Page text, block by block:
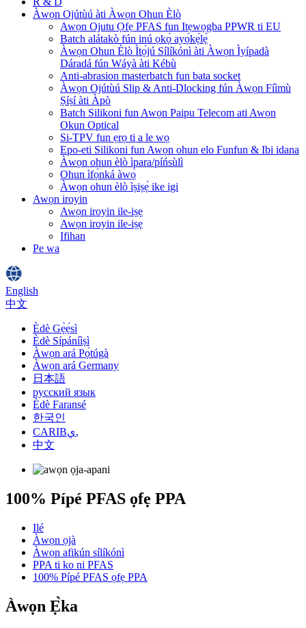
Àwọn Ojútùú àti Àwọn Ohun Èlò
Awọn Ojutu Ọfẹ PFAS fun Itẹwọgba PPWR ti EU
Batch alátakò fún inú ọkọ̀ ayọ́kẹ́lẹ́
Àwọn Ohun Èlò Ìtọ́jú Sílíkónì àti Àwọn Ìyípadà
Dáradá fún Wáyà àti Kébù
Anti-abrasion masterbatch fun bata socket
Àwọn Ojútùú Slip & Anti-Dlocking fún Àwọn Fíìmù
Ṣíṣí àti Àpò
Batch Silikoni fun Awọn Paipu Telecom ati Awọn
Okun Optical
Si-TPV fun ẹrọ ti a le wọ
Epo-eti Silikoni fun Awọn ohun elo Funfun & Ibi idana
Àwọn ohun èlò ìpara/píńsùlì
Ohun ìfọ́nká àwọ̀
Àwọn ohun èlò ìṣiṣẹ́ ike igi
Awọn iroyin
Awọn iroyin ile-iṣẹ
Awọn iroyin ile-iṣẹ
Ifihan
Pe wa
English
中文
Èdè Gẹ̀ẹ́sì
Èdè Sípáníìṣì
Àwọn ará Pọ́túgà
Àwọn ará Germany
日本語
русский язык
Èdè Faransé
한국인
CARIBي,
中文
100% Pípé PFAS ọfẹ PPA
Ilé
Àwọn ọjà
Àwọn afikún sílíkónì
PPA ti ko ni PFAS
100% Pípé PFAS ọfẹ PPA
Àwọn Ẹ̀ka